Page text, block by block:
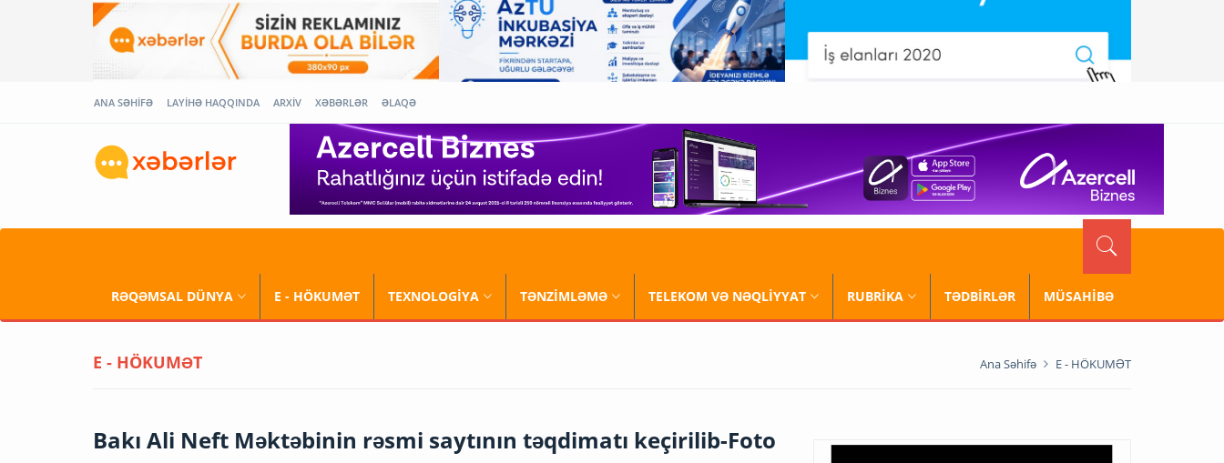
ANA SƏHİFƏ LAYİHƏ HAQQINDA ARXİV XƏBƏRLƏR ƏLAQƏ
RƏQƏMSAL DÜNYA E - HÖKUMƏT TEXNOLOGİYA TƏNZİMLƏMƏ TELEKOM VƏ NƏQLİYYAT RUBRİKA TƏDBİRLƏR MÜSAHİBƏ
E - HÖKUMƏT Ana Səhifə E - HÖKUMƏT
Bakı Ali Neft Məktəbinin rəsmi saytının təqdimatı keçirilib-Foto